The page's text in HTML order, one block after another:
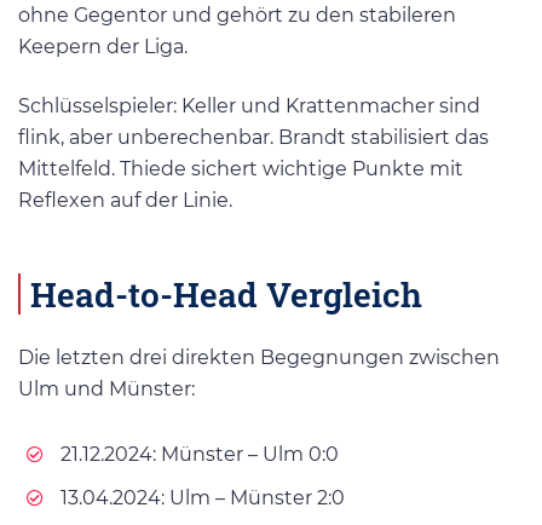
ohne Gegentor und gehört zu den stabileren
Keepern der Liga.
Schlüsselspieler: Keller und Krattenmacher sind
flink, aber unberechenbar. Brandt stabilisiert das
Mittelfeld. Thiede sichert wichtige Punkte mit
Reflexen auf der Linie.
Head-to-Head Vergleich
Die letzten drei direkten Begegnungen zwischen
Ulm und Münster:
21.12.2024: Münster – Ulm 0:0
13.04.2024: Ulm – Münster 2:0